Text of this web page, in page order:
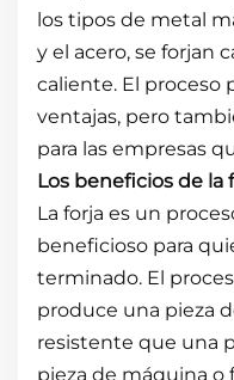
los tipos de metal
y el acero, se forjan
caliente. El proceso
ventajas, pero
para las empresas
Los beneficios de la
La forja es un
beneficioso para
terminado. El
produce una pieza
resistente que una
pieza de máquina o